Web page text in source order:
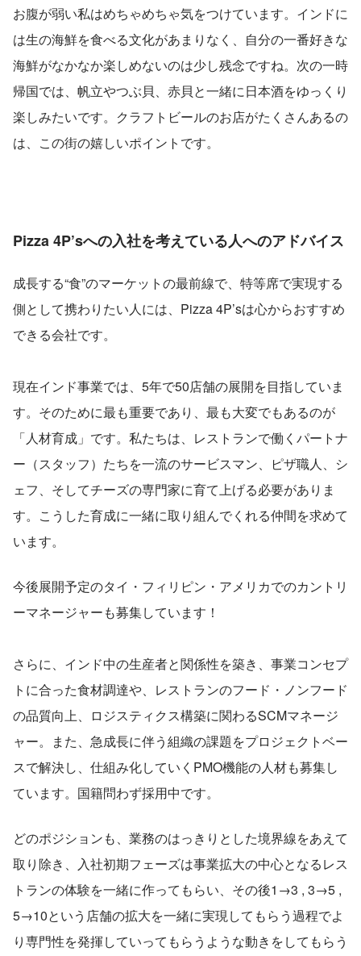
お腹が弱い私はめちゃめちゃ気をつけています。インドに
は生の海鮮を食べる文化があまりなく、自分の一番好きな
海鮮がなかなか楽しめないのは少し残念ですね。次の一時
帰国では、帆立やつぶ貝、赤貝と一緒に日本酒をゆっくり
楽しみたいです。クラフトビールのお店がたくさんあるの
は、この街の嬉しいポイントです。
Pizza 4P’sへの入社を考えている人へのアドバイス
成長する“食”のマーケットの最前線で、特等席で実現する
側として携わりたい人には、Pizza 4P’sは心からおすすめ
できる会社です。
現在インド事業では、5年で50店舗の展開を目指していま
す。そのために最も重要であり、最も大変でもあるのが
「人材育成」です。私たちは、レストランで働くパートナ
ー（スタッフ）たちを一流のサービスマン、ピザ職人、シ
ェフ、そしてチーズの専門家に育て上げる必要がありま
す。こうした育成に一緒に取り組んでくれる仲間を求めて
います。
今後展開予定のタイ・フィリピン・アメリカでのカントリ
ーマネージャーも募集しています！
さらに、インド中の生産者と関係性を築き、事業コンセプ
トに合った食材調達や、レストランのフード・ノンフード
の品質向上、ロジスティクス構築に関わるSCMマネージ
ャー。また、急成長に伴う組織の課題をプロジェクトベー
スで解決し、仕組み化していくPMO機能の人材も募集し
ています。国籍問わず採用中です。
どのポジションも、業務のはっきりとした境界線をあえて
取り除き、入社初期フェーズは事業拡大の中心となるレス
トランの体験を一緒に作ってもらい、その後1→3 , 3→5 ,
5→10という店舗の拡大を一緒に実現してもらう過程でよ
り専門性を発揮していってもらうような動きをしてもらう